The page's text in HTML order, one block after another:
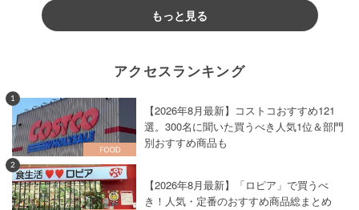
もっと見る
アクセスランキング
1
【2026年8月最新】コストコおすすめ121
選。300名に聞いた買うべき人気1位＆部門
別おすすめ商品も
2
【2026年8月最新】「ロピア」で買うべ
き！人気・定番のおすすめ商品総まとめ